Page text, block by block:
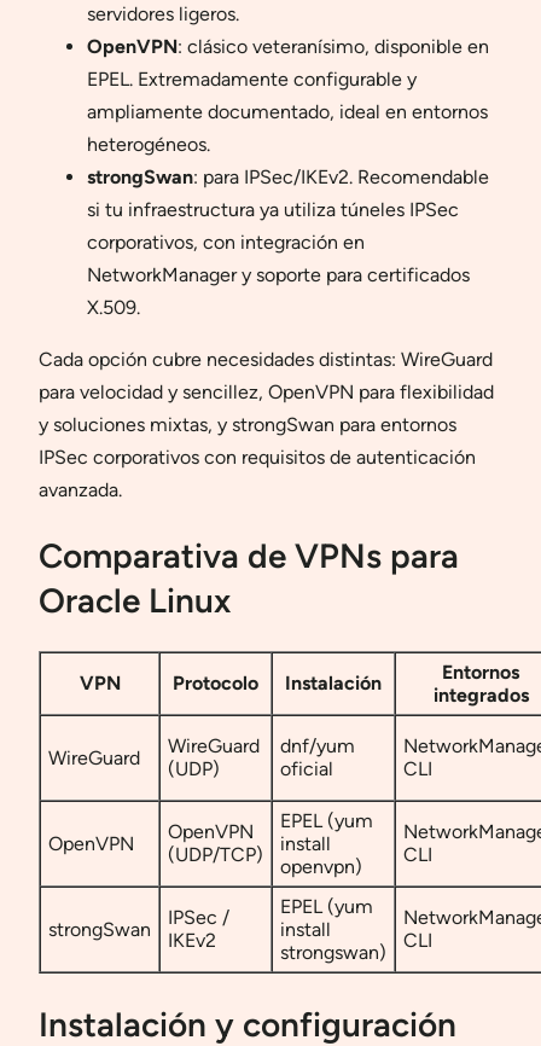
servidores ligeros.
OpenVPN: clásico veteranísimo, disponible en
EPEL. Extremadamente configurable y
ampliamente documentado, ideal en entornos
heterogéneos.
strongSwan: para IPSec/IKEv2. Recomendable
si tu infraestructura ya utiliza túneles IPSec
corporativos, con integración en
NetworkManager y soporte para certificados
X.509.
Cada opción cubre necesidades distintas: WireGuard
para velocidad y sencillez, OpenVPN para flexibilidad
y soluciones mixtas, y strongSwan para entornos
IPSec corporativos con requisitos de autenticación
avanzada.
Comparativa de VPNs para
Oracle Linux
VPN Protocolo Instalación
Entornos
integrados
WireGuard
WireGuard
(UDP)
dnf/yum
oficial
CLI
OpenVPN
OpenVPN
(UDP/TCP)
EPEL (yum
install
openvpn)
CLI
strongSwan
IPSec /
IKEv2
EPEL (yum
install
strongswan)
CLI
Instalación y configuración